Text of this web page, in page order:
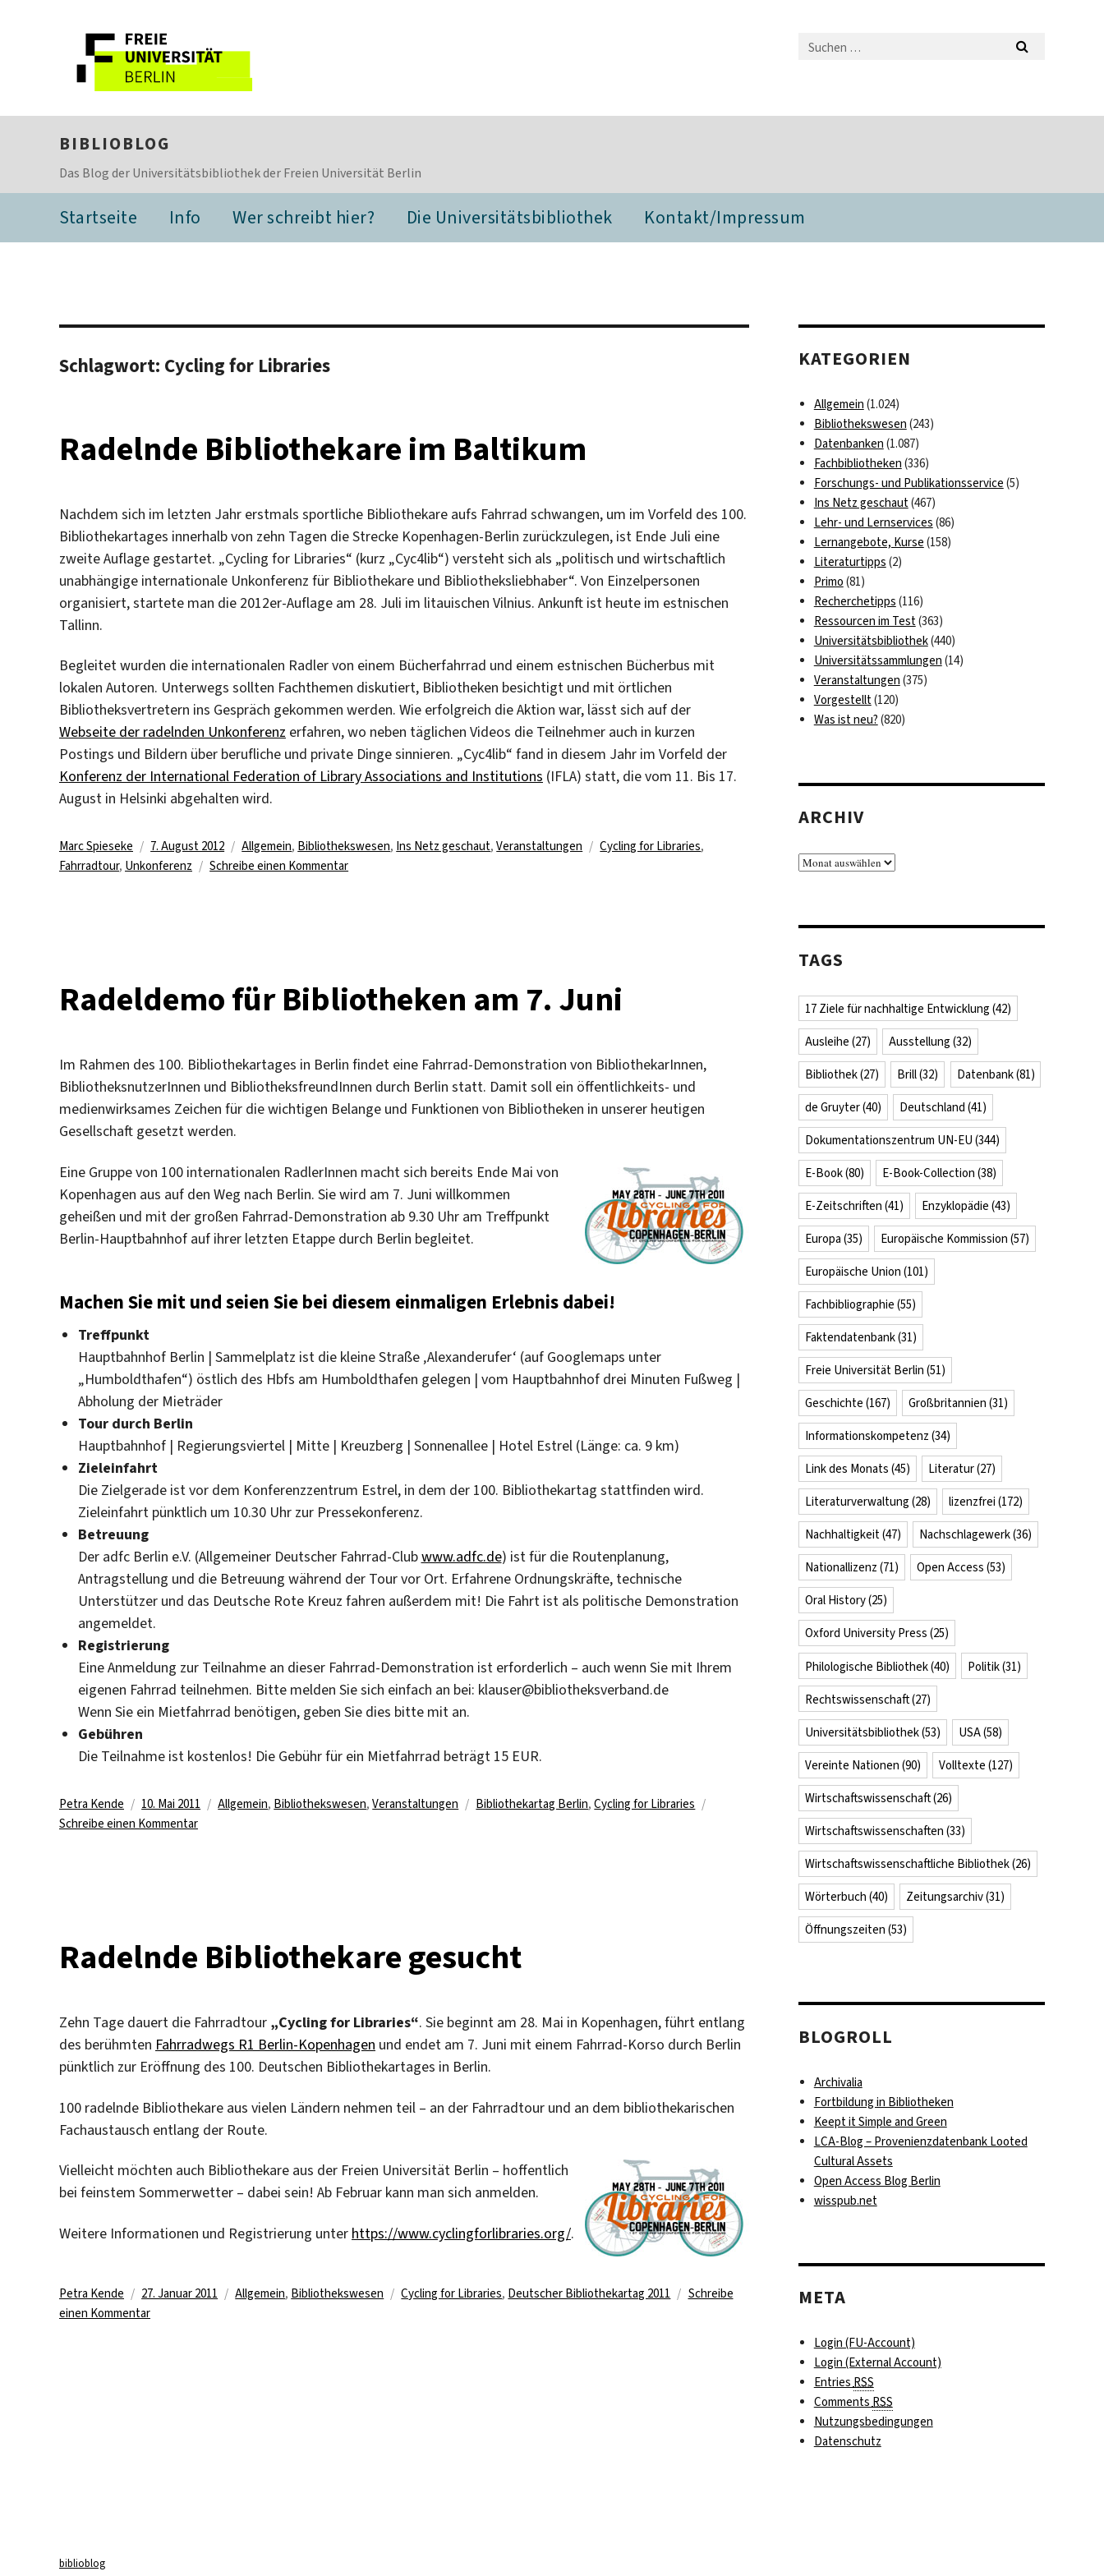
BIBLIOBLOG
Das Blog der Universitätsbibliothek der Freien Universität Berlin
Startseite Info Wer schreibt hier? Die Universitätsbibliothek Kontakt/Impressum
Schlagwort: Cycling for Libraries
Radelnde Bibliothekare im Baltikum
Nachdem sich im letzten Jahr erstmals sportliche Bibliothekare aufs Fahrrad schwangen, um im Vorfeld des 100.
Bibliothekartages innerhalb von zehn Tagen die Strecke Kopenhagen-Berlin zurückzulegen, ist Ende Juli eine
zweite Auflage gestartet. „Cycling for Libraries“ (kurz „Cyc4lib“) versteht sich als „politisch und wirtschaftlich
unabhängige internationale Unkonferenz für Bibliothekare und Bibliotheksliebhaber“. Von Einzelpersonen
organisiert, startete man die 2012er-Auflage am 28. Juli im litauischen Vilnius. Ankunft ist heute im estnischen
Tallinn.
Begleitet wurden die internationalen Radler von einem Bücherfahrrad und einem estnischen Bücherbus mit
lokalen Autoren. Unterwegs sollten Fachthemen diskutiert, Bibliotheken besichtigt und mit örtlichen
Bibliotheksvertretern ins Gespräch gekommen werden. Wie erfolgreich die Aktion war, lässt sich auf der
Webseite der radelnden Unkonferenz erfahren, wo neben täglichen Videos die Teilnehmer auch in kurzen
Postings und Bildern über berufliche und private Dinge sinnieren. „Cyc4lib“ fand in diesem Jahr im Vorfeld der
Konferenz der International Federation of Library Associations and Institutions (IFLA) statt, die vom 11. Bis 17.
August in Helsinki abgehalten wird.
Autor
Marc Spieseke
Veröffentlicht
am
7. August 2012 Kategorien
Allgemein, Bibliothekswesen, Ins Netz geschaut,Veranstaltungen Schlagwörter
Cycling for Libraries,
Fahrradtour, Unkonferenz Schreibe einen Kommentarzu
Radeldemo für Bibliotheken am 7. Juni
Im Rahmen des 100. Bibliothekartages in Berlin findet eine Fahrrad-Demonstration von BibliothekarInnen,
BibliotheksnutzerInnen und BibliotheksfreundInnen durch Berlin statt. Damit soll ein öffentlichkeits- und
medienwirksames Zeichen für die wichtigen Belange und Funktionen von Bibliotheken in unserer heutigen
Gesellschaft gesetzt werden.
Eine Gruppe von 100 internationalen RadlerInnen macht sich bereits Ende Mai von
Kopenhagen aus auf den Weg nach Berlin. Sie wird am 7. Juni willkommen
geheißen und mit der großen Fahrrad-Demonstration ab 9.30 Uhr am Treffpunkt
Berlin-Hauptbahnhof auf ihrer letzten Etappe durch Berlin begleitet.
Machen Sie mit und seien Sie bei diesem einmaligen Erlebnis dabei!
Treffpunkt
Hauptbahnhof Berlin | Sammelplatz ist die kleine Straße ‚Alexanderufer‘ (auf Googlemaps unter
„Humboldthafen“) östlich des Hbfs am Humboldthafen gelegen | vom Hauptbahnhof drei Minuten Fußweg |
Abholung der Mieträder
Tour durch Berlin
Hauptbahnhof | Regierungsviertel | Mitte | Kreuzberg | Sonnenallee | Hotel Estrel (Länge: ca. 9 km)
Zieleinfahrt
Die Zielgerade ist vor dem Konferenzzentrum Estrel, in dem der 100. Bibliothekartag stattfinden wird.
Zieleinfahrt pünktlich um 10.30 Uhr zur Pressekonferenz.
Betreuung
Der adfc Berlin e.V. (Allgemeiner Deutscher Fahrrad-Clubwww.adfc.de) ist für die Routenplanung,
Antragstellung und die Betreuung während der Tour vor Ort. Erfahrene Ordnungskräfte, technische
Unterstützer und das Deutsche Rote Kreuz fahren außerdem mit! Die Fahrt ist als politische Demonstration
angemeldet.
Registrierung
Eine Anmeldung zur Teilnahme an dieser Fahrrad-Demonstration ist erforderlich – auch wenn Sie mit Ihrem
eigenen Fahrrad teilnehmen. Bitte melden Sie sich einfach an bei: klauser@bibliotheksverband.de
Wenn Sie ein Mietfahrrad benötigen, geben Sie dies bitte mit an.
Gebühren
Die Teilnahme ist kostenlos! Die Gebühr für ein Mietfahrrad beträgt 15 EUR.
Autor
Petra Kende
Veröffentlicht
am
10. Mai 2011 Kategorien
Allgemein, Bibliothekswesen,Veranstaltungen Schlagwörter
Bibliothekartag Berlin,Cycling for Libraries
Schreibe einen Kommentarzu
Radelnde Bibliothekare gesucht
Zehn Tage dauert die Fahrradtour „Cycling for Libraries“. Sie beginnt am 28. Mai in Kopenhagen, führt entlang
des berühmten Fahrradwegs R1 Berlin-Kopenhagen und endet am 7. Juni mit einem Fahrrad-Korso durch Berlin
pünktlich zur Eröffnung des 100. Deutschen Bibliothekartages in Berlin.
100 radelnde Bibliothekare aus vielen Ländern nehmen teil – an der Fahrradtour und an dem bibliothekarischen
Fachaustausch entlang der Route.
Vielleicht möchten auch Bibliothekare aus der Freien Universität Berlin – hoffentlich
bei feinstem Sommerwetter – dabei sein! Ab Februar kann man sich anmelden.
Weitere Informationen und Registrierung unter https://www.cyclingforlibraries.org/.
Autor
Petra Kende
Veröffentlicht
am
27. Januar 2011 Kategorien
Allgemein, Bibliothekswesen Schlagwörter
Cycling for Libraries, Deutscher Bibliothekartag 2011
Schreibe
einen Kommentarzu
KATEGORIEN
Allgemein (1.024)
Bibliothekswesen (243)
Datenbanken (1.087)
Fachbibliotheken (336)
Forschungs- und Publikationsservice (5)
Ins Netz geschaut(467)
Lehr- und Lernservices (86)
Lernangebote, Kurse (158)
Literaturtipps (2)
Primo (81)
Recherchetipps (116)
Ressourcen im Test(363)
Universitätsbibliothek(440)
Universitätssammlungen (14)
Veranstaltungen (375)
Vorgestellt(120)
Was ist neu? (820)
ARCHIV
Archiv
TAGS
17 Ziele für nachhaltige Entwicklung (42)
Ausleihe (27) Ausstellung (32)
Bibliothek(27) Brill(32) Datenbank(81)
de Gruyter(40) Deutschland (41)
Dokumentationszentrum UN-EU (344)
E-Book(80) E-Book-Collection (38)
E-Zeitschriften (41) Enzyklopädie (43)
Europa (35) Europäische Kommission (57)
Europäische Union (101)
Fachbibliographie (55)
Faktendatenbank(31)
Freie Universität Berlin (51)
Geschichte (167) Großbritannien (31)
Informationskompetenz (34)
Link des Monats (45) Literatur(27)
Literaturverwaltung (28) lizenzfrei (172)
Nachhaltigkeit(47) Nachschlagewerk(36)
Nationallizenz (71) Open Access (53)
Oral History(25)
Oxford University Press (25)
Philologische Bibliothek(40) Politik(31)
Rechtswissenschaft(27)
Universitätsbibliothek(53) USA(58)
Vereinte Nationen (90) Volltexte (127)
Wirtschaftswissenschaft(26)
Wirtschaftswissenschaften (33)
Wirtschaftswissenschaftliche Bibliothek(26)
Wörterbuch (40) Zeitungsarchiv(31)
Öffnungszeiten (53)
BLOGROLL
Archivalia
Fortbildung in Bibliotheken
Keept it Simple and Green
LCA-Blog – Provenienzdatenbank Looted
Cultural Assets
Open Access Blog Berlin
wisspub.net
META
Login (FU-Account)
Login (External Account)
EntriesRSS
CommentsRSS
Nutzungsbedingungen
Datenschutz
biblioblog